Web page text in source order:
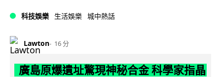
科技娛樂 生活娛樂 城中熱話
Lawton 16 分
廣島原爆遺址驚現神秘合金 科學家指晶